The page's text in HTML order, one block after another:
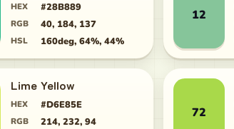
HEX #28B889
RGB 40, 184, 137
HSL 160deg, 64%, 44%
12
Lime Yellow
HEX #D6E85E
RGB 214, 232, 94
72